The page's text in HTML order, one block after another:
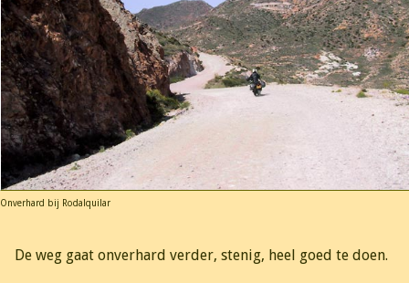
Onverhard bij Rodalquilar
De weg gaat onverhard verder, stenig, heel goed te doen.